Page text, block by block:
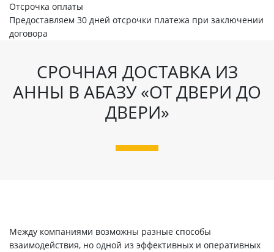
Отсрочка оплаты
Предоставляем 30 дней отсрочки платежа при заключении
договора
СРОЧНАЯ ДОСТАВКА ИЗ
АННЫ В АБАЗУ «ОТ ДВЕРИ ДО
ДВЕРИ»
Между компаниями возможны разные способы
взаимодействия, но одной из эффективных и оперативных